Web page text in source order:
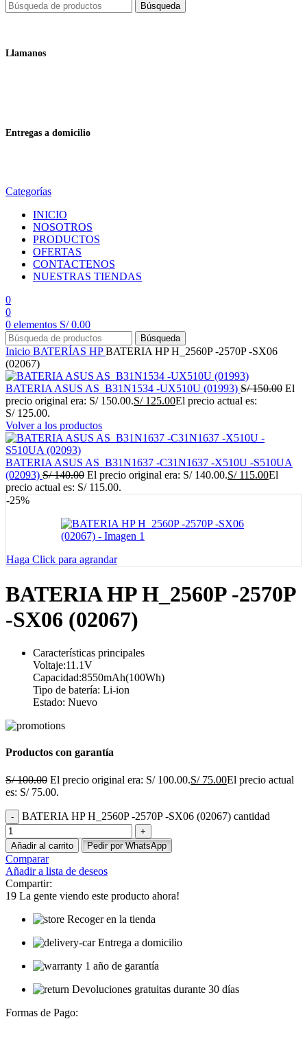
Búsqueda
Llamanos
Entregas a domicilio
Categorías
INICIO
NOSOTROS
PRODUCTOS
OFERTAS
CONTACTENOS
NUESTRAS TIENDAS
0
0
0 elementos S/0.00
Búsqueda
Inicio BATERÍAS HPBATERIA HP H_2560P -2570P -SX06
(02067)
BATERIA ASUS AS_B31N1534 -UX510U (01993) S/150.00 El
precio original era: S/ 150.00.S/125.00El precio actual es:
S/ 125.00.
Volver a los productos
BATERIA ASUS AS_B31N1637 -C31N1637 -X510U -S510UA
(02093) S/140.00 El precio original era: S/ 140.00.S/115.00El
precio actual es: S/ 115.00.
-25%
Haga Click para agrandar
BATERIA HP H_2560P -2570P
-SX06 (02067)
Características principales
Voltaje:11.1V
Capacidad:8550mAh(100Wh)
Tipo de batería: Li-ion
Estado: Nuevo
Productos con garantía
S/100.00 El precio original era: S/ 100.00.S/75.00El precio actual
es: S/ 75.00.
BATERIA HP H_2560P -2570P -SX06 (02067) cantidad
Añadir al carrito Pedir por WhatsApp
Comparar
Añadir a lista de deseos
Compartir:
19 La gente viendo este producto ahora!
Recoger en la tienda
Entrega a domicilio
1 año de garantía
Devoluciones gratuitas durante 30 días
Formas de Pago: